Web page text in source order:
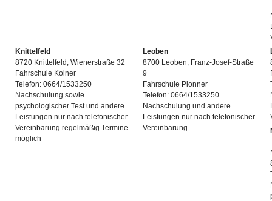
Knittelfeld
8720 Knittelfeld, Wienerstraße 32
Fahrschule Koiner
Telefon: 0664/1533250
Nachschulung sowie
psychologischer Test und andere
Leistungen nur nach telefonischer
Vereinbarung regelmäßig Termine
möglich
Leoben
8700 Leoben, Franz-Josef-Straße
9
Fahrschule Plonner
Telefon: 0664/1533250
Nachschulung und andere
Leistungen nur nach telefonischer
Vereinbarung